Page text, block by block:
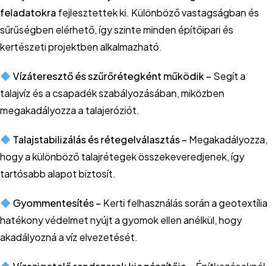
feladatokra fejlesztettek ki. Különböző vastagságban és
sűrűségben elérhető, így szinte minden építőipari és
kertészeti projektben alkalmazható.
Vízáteresztő és szűrőrétegként működik – Segít a
talajvíz és a csapadék szabályozásában, miközben
megakadályozza a talajeróziót.
Talajstabilizálás és rétegelválasztás – Megakadályozza,
hogy a különböző talajrétegek összekeveredjenek, így
tartósabb alapot biztosít.
Gyommentesítés – Kerti felhasználás során a geotextília
hatékony védelmet nyújt a gyomok ellen anélkül, hogy
akadályozná a víz elvezetését.